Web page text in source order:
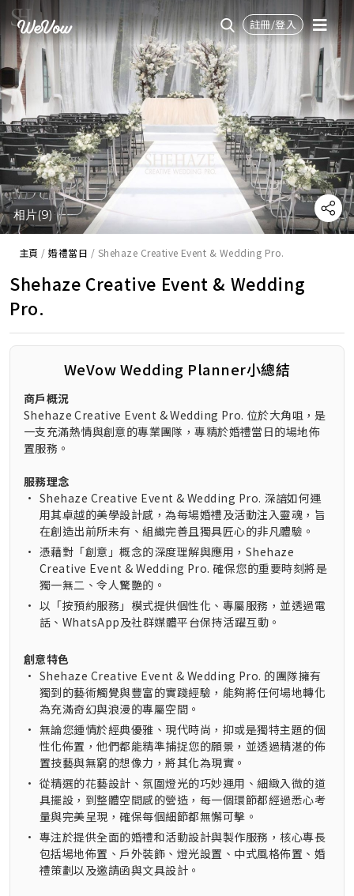
註冊/登入
相片(9)
主頁 /婚禮當日 / Shehaze Creative Event & Wedding Pro.
Shehaze Creative Event & Wedding
Pro.
WeVow Wedding Planner小總結
商戶概況
Shehaze Creative Event & Wedding Pro. 位於大角咀，是
一支充滿熱情與創意的專業團隊，專精於婚禮當日的場地佈
置服務。
服務理念
• Shehaze Creative Event & Wedding Pro. 深諳如何運
用其卓越的美學設計感，為每場婚禮及活動注入靈魂，旨
在創造出前所未有、組織完善且獨具匠心的非凡體驗。
• 憑藉對「創意」概念的深度理解與應用，Shehaze
Creative Event & Wedding Pro. 確保您的重要時刻將是
獨一無二、令人驚艷的。
• 以「按預約服務」模式提供個性化、專屬服務，並透過電
話、WhatsApp及社群媒體平台保持活躍互動。
創意特色
• Shehaze Creative Event & Wedding Pro. 的團隊擁有
獨到的藝術觸覺與豐富的實踐經驗，能夠將任何場地轉化
為充滿奇幻與浪漫的專屬空間。
• 無論您鍾情於經典優雅、現代時尚，抑或是獨特主題的個
性化佈置，他們都能精準捕捉您的願景，並透過精湛的佈
置技藝與無窮的想像力，將其化為現實。
• 從精選的花藝設計、氛圍燈光的巧妙運用、細緻入微的道
具擺設，到整體空間感的營造，每一個環節都經過悉心考
量與完美呈現，確保每個細節都無懈可擊。
• 專注於提供全面的婚禮和活動設計與製作服務，核心專長
包括場地佈置、戶外裝飾、燈光設置、中式風格佈置、婚
禮策劃以及邀請函與文具設計。